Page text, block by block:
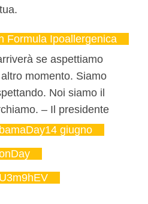
Formula Ipoallergenica
se aspettiamo
momento. Siamo
Noi siamo il
– Il presidente
giugno